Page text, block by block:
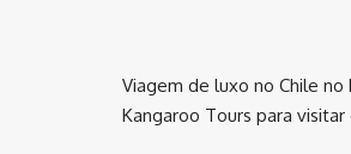
Viagem de luxo no Chile
Kangaroo Tours para